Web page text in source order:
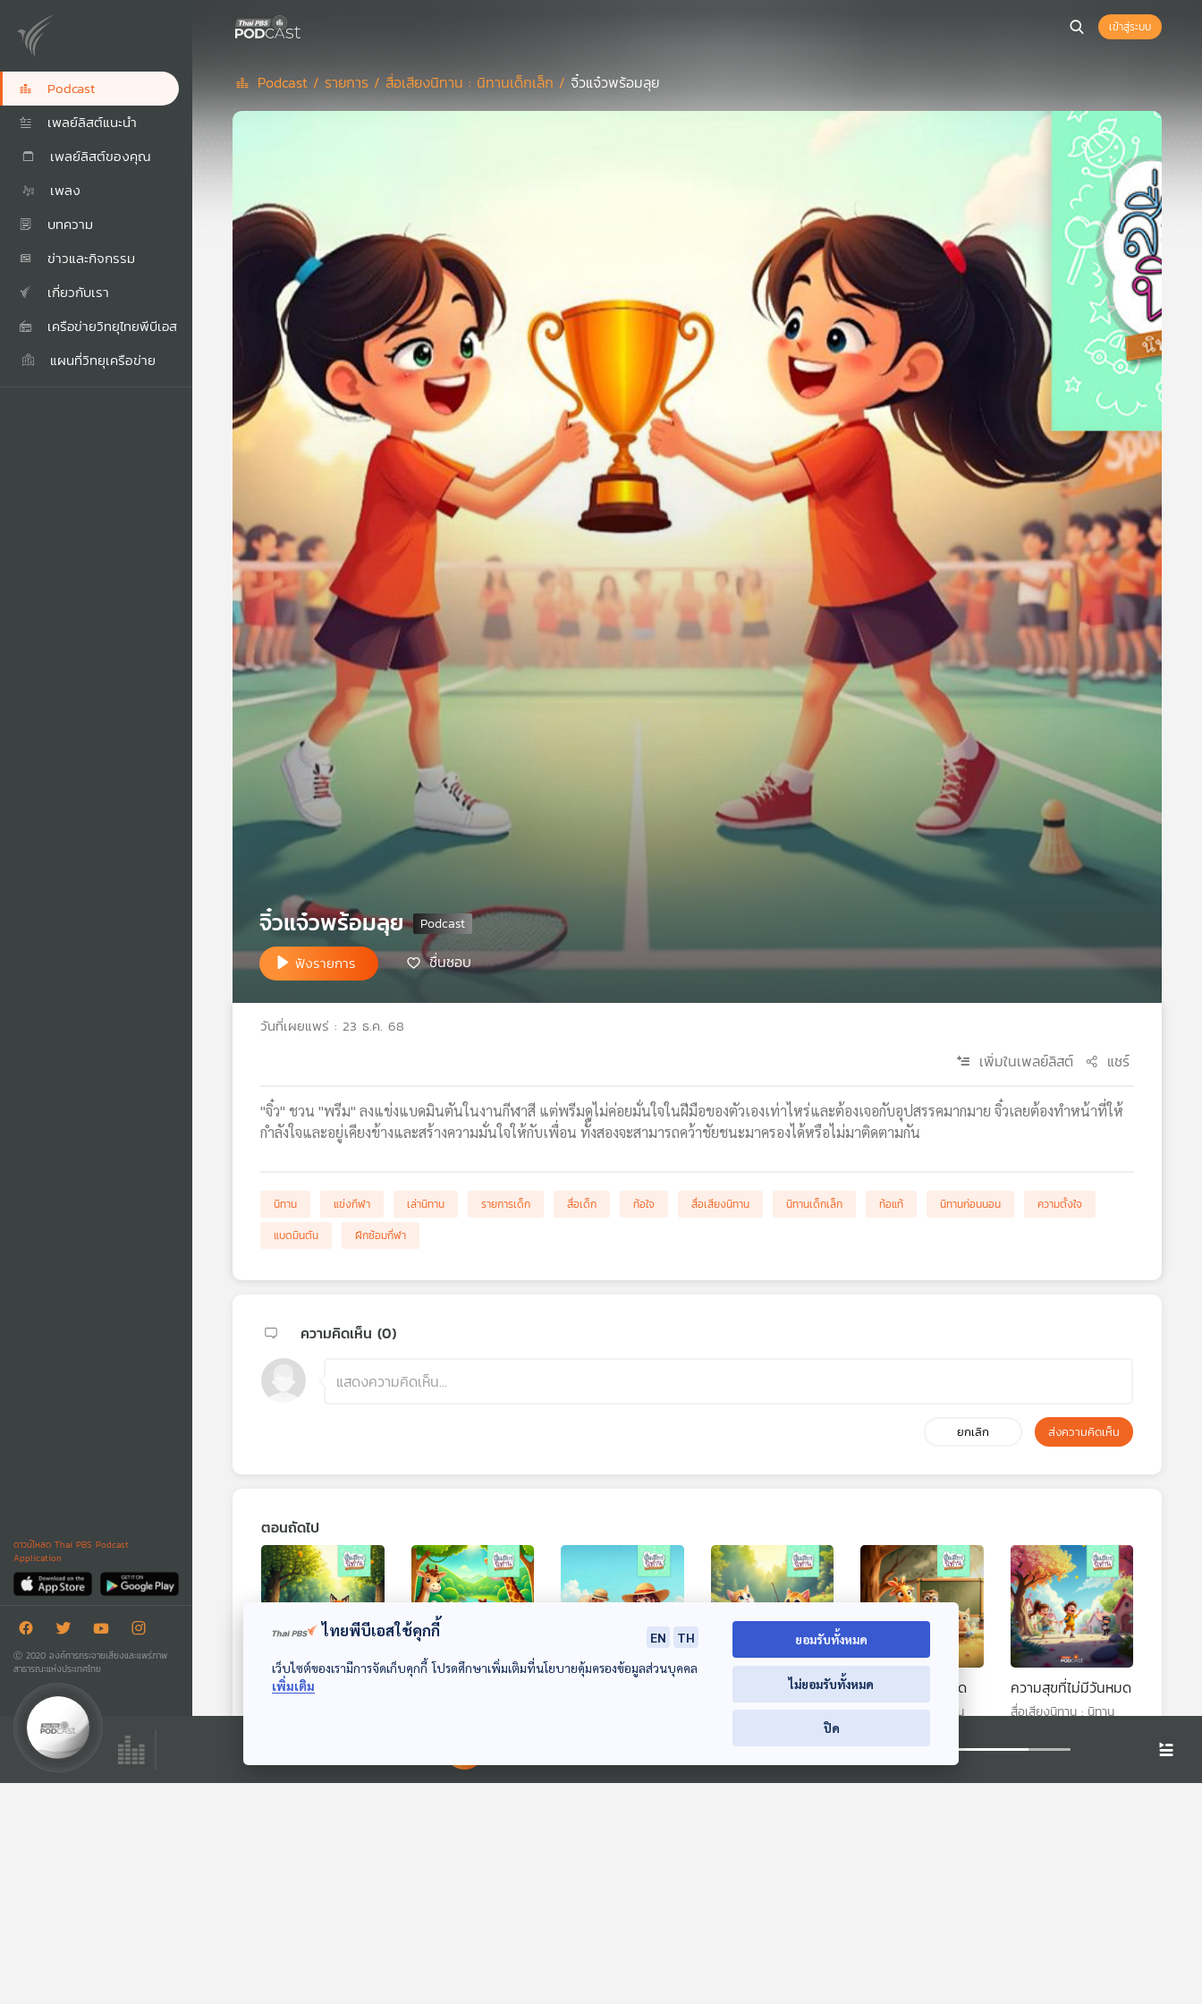
Podcast
เพลย์ลิสต์แนะนำ
เพลย์ลิสต์ของคุณ
เพลง
บทความ
ข่าวและกิจกรรม
เกี่ยวกับเรา
เครือข่ายวิทยุไทยพีบีเอส
แผนที่วิทยุเครือข่าย
ดาวน์โหลด Thai PBS Podcast
Application
Ⓒ 2020 องค์การกระจายเสียงและแพร่ภาพ
สาธารณะแห่งประเทศไทย
เข้าสู่ระบบ
Podcast / รายการ /สื่อเสียงนิทาน : นิทานเด็กเล็ก / จิ๋วแจ๋วพร้อมลุย
จิ๋วแจ๋วพร้อมลุย
ฟังรายการ ชื่นชอบ
วันที่เผยแพร่ : 23 ธ.ค. 68
เพิ่มในเพลย์ลิสต์ แชร์
"จิ๋ว" ชวน "พรีม" ลงแข่งแบดมินตันในงานกีฬาสี แต่พรีมดูไม่ค่อยมั่นใจในฝีมือของตัวเองเท่าไหร่และต้องเจอกับอุปสรรคมากมาย จิ๋วเลยต้องทำหน้าที่ให้
กำลังใจและอยู่เคียงข้างและสร้างความมั่นใจให้กับเพื่อน ทั้งสองจะสามารถคว้าชัยชนะมาครองได้หรือไม่มาติดตามกัน
นิทาน แข่งกีฬา เล่านิทาน รายการเด็ก สื่อเด็ก ท้อใจ สื่อเสียงนิทาน นิทานเด็กเล็ก ท้อแท้ นิทานก่อนนอน
ความตั้งใจ
แบดมินตัน
ฝึกซ้อมกี่ฬา
ความคิดเห็น (0)
ยกเลิก ส่งความคิดเห็น
ตอนถัดไป
จิ้งจอกจอมเก่ง ผู้ไม่
เพื่อนรักนักตกปลา
สื่อเสียงนิทาน : นิทาน
ภาพวาดที่สวยที่สุด
สื่อเสียงนิทาน : นิทาน
ความสุขที่ไม่มีวันหมด
สื่อเสียงนิทาน : นิทาน
00:00:00
ไทยพีบีเอสใช้คุกกี้ EN
TH
เว็บไซต์ของเรามีการจัดเก็บคุกกี้ โปรดศึกษาเพิ่มเติมที่นโยบายคุ้มครองข้อมูลส่วนบุคคล
เพิ่มเติม
ยอมรับทั้งหมด
ไม่ยอมรับทั้งหมด
ปิด